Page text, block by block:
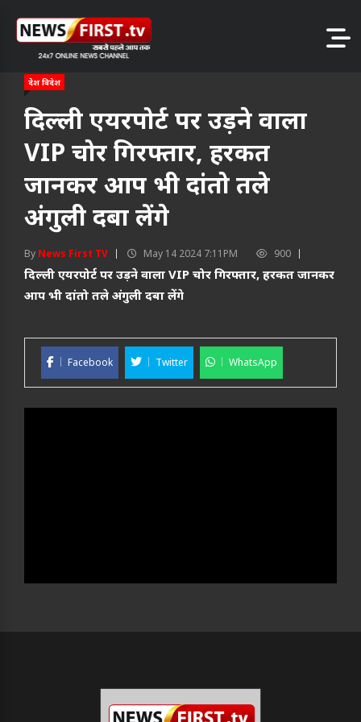
देश विदेश
दिल्ली एयरपोर्ट पर उड़ने वाला
VIP चोर गिरफ्तार, हरकत
जानकर आप भी दांतो तले
अंगुली दबा लेंगे
By News First TV May 14 2024 7:11PM 900
दिल्ली एयरपोर्ट पर उड़ने वाला VIP चोर गिरफ्तार, हरकत जानकर
आप भी दांतो तले अंगुली दबा लेंगे
Facebook Twitter WhatsApp